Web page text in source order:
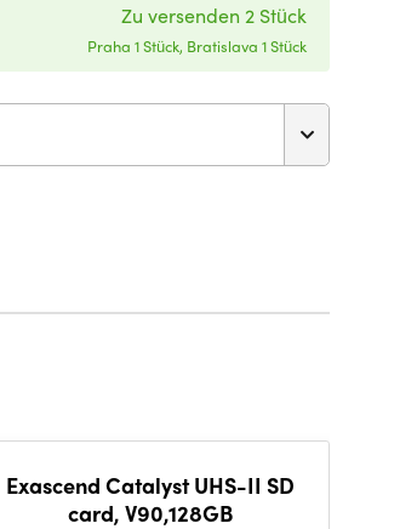
Zu versenden 2 Stück
Praha 1 Stück, Bratislava 1 Stück
Exascend Catalyst UHS-II SD
card, V90,128GB